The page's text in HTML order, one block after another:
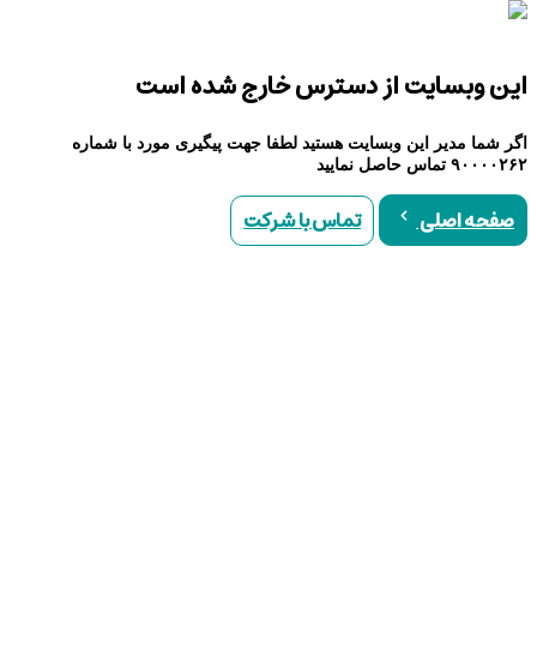
این وبسایت از دسترس خارج شده است
اگر شما مدیر این وبسایت هستید لطفا جهت پیگیری مورد با شماره
۹۰۰۰۰۲۶۲ تماس حاصل نمایید
صفحه اصلی تماس با شرکت